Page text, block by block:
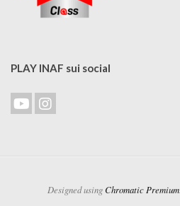
PLAY INAF sui social
Designed usingChromatic Premium